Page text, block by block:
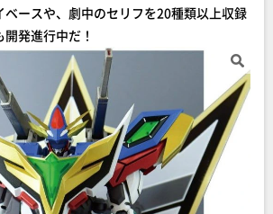
ベースや、劇中のセリフを20種類以上収録
発進行中だ！